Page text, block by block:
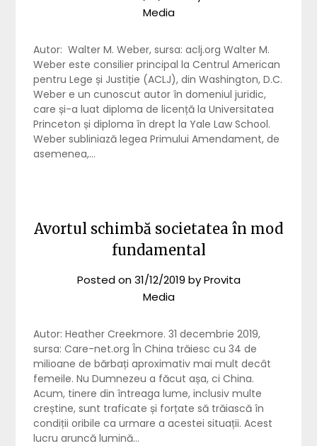
Media
Autor: Walter M. Weber, sursa: aclj.org Walter M.
Weber este consilier principal la Centrul American
pentru Lege și Justiție (ACLJ), din Washington, D.C.
Weber e un cunoscut autor în domeniul juridic,
care și-a luat diploma de licență la Universitatea
Princeton și diploma în drept la Yale Law School.
Weber subliniază legea Primului Amendament, de
asemenea,…
Avortul schimbă societatea în mod
fundamental
Posted on31/12/2019 byProvita
Media
Autor: Heather Creekmore. 31 decembrie 2019,
sursa: Care-net.org În China trăiesc cu 34 de
milioane de bărbați aproximativ mai mult decât
femeile. Nu Dumnezeu a făcut așa, ci China.
Acum, tinere din întreaga lume, inclusiv multe
creștine, sunt traficate și forțate să trăiască în
condiții oribile ca urmare a acestei situații. Acest
lucru aruncă lumină…